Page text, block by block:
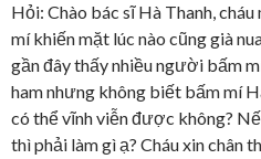
Hỏi: Chào bác sĩ Hà Thanh,
mí khiến mặt lúc nào cũng già
gần đây thấy nhiều người bấm
ham nhưng không biết bấm mí
có thể vĩnh viễn được không?
thì phải làm gì ạ? Cháu xin chân